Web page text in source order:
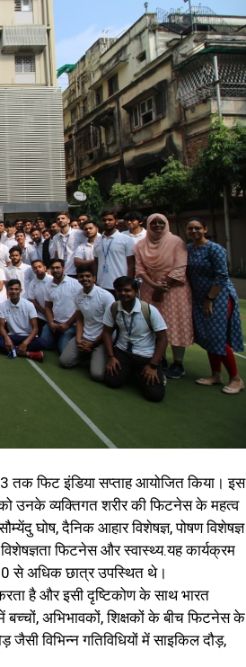
फिट इंडिया सप्ताह आयोजित किया। इस
उनके व्यक्तिगत शरीर की फिटनेस के महत्व
घोष, दैनिक ​​​​आहार विशेषज्ञ, पोषण विशेषज्ञ
फिटनेस और स्वास्थ्य.यह कार्यक्रम
से अधिक छात्र उपस्थित थे।
है और इसी दृष्टिकोण के साथ भारत
अभिभावकों, शिक्षकों के बीच फिटनेस के
विभिन्न गतिविधियों में साइकिल दौड़,